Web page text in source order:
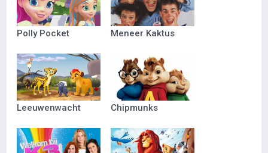
Polly Pocket Meneer Kaktus
Leeuwenwacht Chipmunks